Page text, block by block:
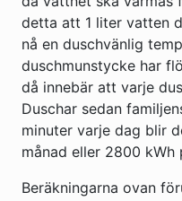
detta att 1 liter vatten
nå en duschvänlig
duschmunstycke har
då innebär att varje
Duschar sedan
minuter varje dag blir
månad eller 2800 kWh
Beräkningarna ovan